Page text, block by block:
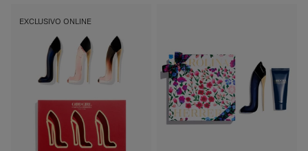
EXCLUSIVO ONLINE